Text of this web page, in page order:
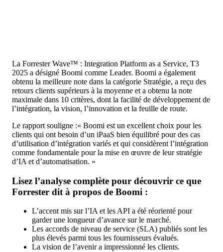
La Forrester Wave™ : Integration Platform as a Service, T3
2025 a désigné Boomi comme Leader. Boomi a également
obtenu la meilleure note dans la catégorie Stratégie, a reçu des
retours clients supérieurs à la moyenne et a obtenu la note
maximale dans 10 critères, dont la facilité de développement de
l’intégration, la vision, l’innovation et la feuille de route.
Le rapport souligne :« Boomi est un excellent choix pour les
clients qui ont besoin d’un iPaaS bien équilibré pour des cas
d’utilisation d’intégration variés et qui considèrent l’intégration
comme fondamentale pour la mise en œuvre de leur stratégie
d’IA et d’automatisation. »
Lisez l’analyse complète pour découvrir ce que
Forrester dit à propos de Boomi :
L’accent mis sur l’IA et les API a été réorienté pour
garder une longueur d’avance sur le marché.
Les accords de niveau de service (SLA) publiés sont les
plus élevés parmi tous les fournisseurs évalués.
La vision de l’avenir a impressionné les clients.